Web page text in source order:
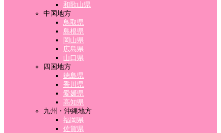
和歌山県
中国地方
鳥取県
島根県
岡山県
広島県
山口県
四国地方
徳島県
香川県
愛媛県
高知県
九州・沖縄地方
福岡県
佐賀県